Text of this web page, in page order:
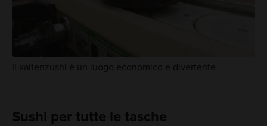
Il kaitenzushi è un luogo economico e divertente
Sushi per tutte le tasche